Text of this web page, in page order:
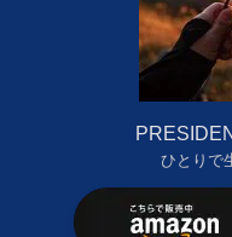
ひとりで